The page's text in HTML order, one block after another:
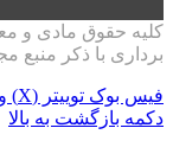
کلیه حقوق مادی و
برداری با ذکر منبع
فیس بوک توییتر (X)
دکمه بازگشت به بالا